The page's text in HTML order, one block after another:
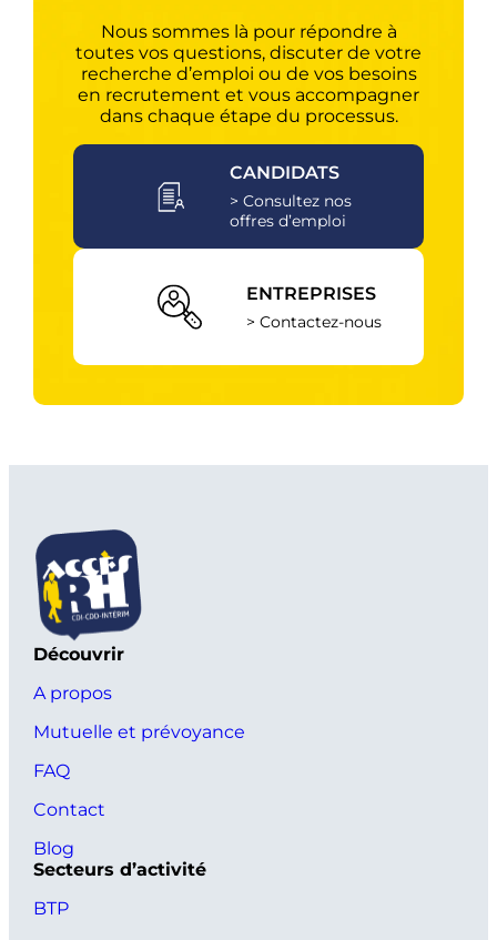
Nous sommes là pour répondre à
toutes vos questions, discuter de votre
recherche d’emploi ou de vos besoins
en recrutement et vous accompagner
dans chaque étape du processus.
CANDIDATS
> Consultez nos
offres d’emploi
ENTREPRISES
> Contactez-nous
Découvrir
A propos
Mutuelle et prévoyance
FAQ
Contact
Blog
Secteurs d’activité
BTP